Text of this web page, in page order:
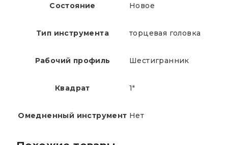
Состояние Новое
Тип инструмента торцевая головка
Рабочий профиль Шестигранник
Квадрат 1"
Омедненный инструмент Нет